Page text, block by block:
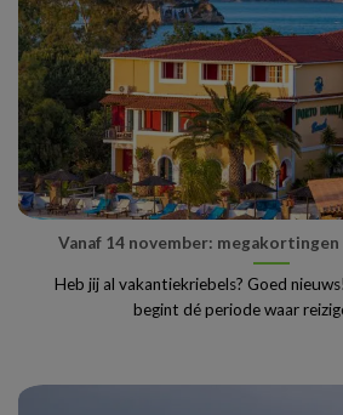
Vanaf 14 november:
Heb jij al vakantiekriebels? Goed
begint dé periode waar